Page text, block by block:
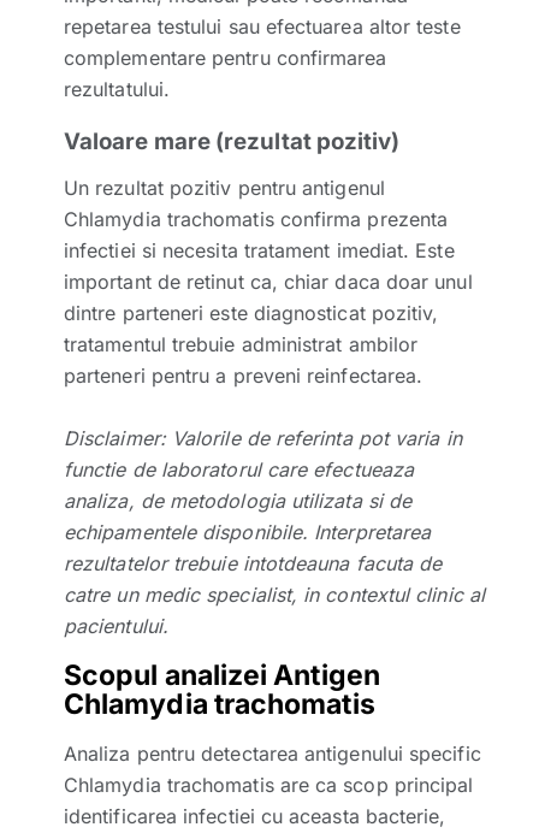
repetarea testului sau efectuarea altor teste
complementare pentru confirmarea
rezultatului.
Valoare mare (rezultat pozitiv)
Un rezultat pozitiv pentru antigenul
Chlamydia trachomatis confirma prezenta
infectiei si necesita tratament imediat. Este
important de retinut ca, chiar daca doar unul
dintre parteneri este diagnosticat pozitiv,
tratamentul trebuie administrat ambilor
parteneri pentru a preveni reinfectarea.
Disclaimer: Valorile de referinta pot varia in
functie de laboratorul care efectueaza
analiza, de metodologia utilizata si de
echipamentele disponibile. Interpretarea
rezultatelor trebuie intotdeauna facuta de
catre un medic specialist, in contextul clinic al
pacientului.
Scopul analizei Antigen
Chlamydia trachomatis
Analiza pentru detectarea antigenului specific
Chlamydia trachomatis are ca scop principal
identificarea infectiei cu aceasta bacterie,